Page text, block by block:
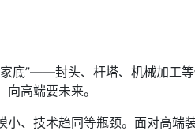
”——封头、杆塔、机械加工
高端要未来。
技术趋同等瓶颈。面对高端